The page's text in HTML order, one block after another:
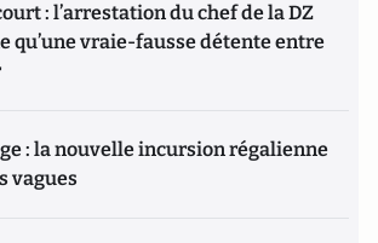
: l’arrestation du chef de la DZ
qu’une vraie-fausse détente entre
: la nouvelle incursion régalienne
vagues